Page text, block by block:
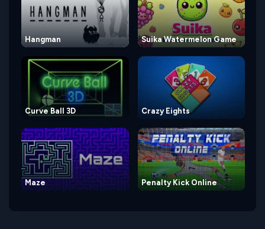
Hangman Suika Watermelon Game
Curve Ball 3D Crazy Eights
Maze Penalty Kick Online